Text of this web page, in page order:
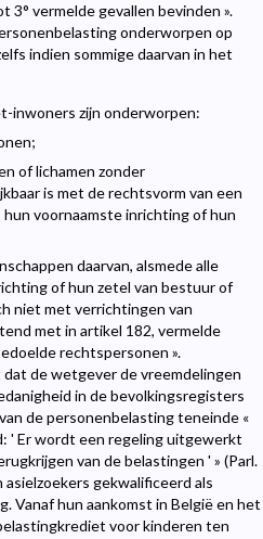
3° vermelde gevallen bevinden ».
onderworpen op
indien sommige daarvan in het
inwoners zijn onderworpen:
of lichamen zonder
is met de rechtsvorm van een
voornaamste inrichting of hun
daarvan, alsmede alle
of hun zetel van bestuur of
niet met verrichtingen van
met in artikel 182, vermelde
rechtspersonen ».
de wetgever de vreemdelingen
in de bevolkingsregisters
de personenbelasting teneinde «
' Er wordt een regeling uitgewerkt
van de belastingen ' » (Parl.
gekwalificeerd als
Vanaf hun aankomst in België en het
voor kinderen ten